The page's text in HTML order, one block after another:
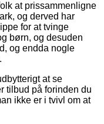
at prissammenligne
og derved har
for at tvinge
børn, og desuden
og endda nogle
at se
tilbud på forinden du
ikke er i tvivl om at